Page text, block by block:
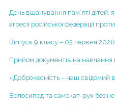
Альманах гімназії
Гімназія
Початкова школа
ІІ курс
ІІІ курс
ІV курс
Структура та органи
освіти
Правила прийому
День вшанування пам’яті дітей,
агресії російської федерації
Випуск 9 класу – 03 червня
Прийом документів на навчання
«Доброчесність – наш свідомий
Велосипед та самокат-рух без